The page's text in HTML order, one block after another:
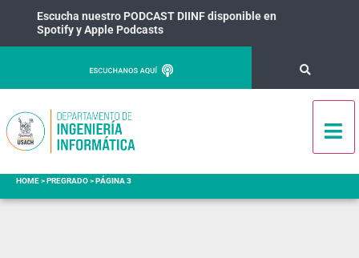
Escucha nuestro PODCAST DIINF disponible en
Spotify y Apple Podcasts
HOME>PREGRADO>PÁGINA 3